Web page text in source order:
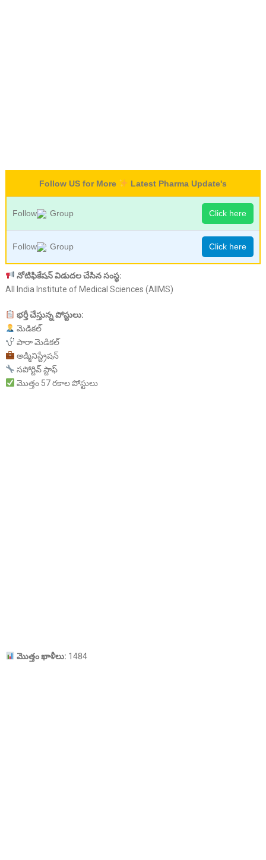
Follow US for More Latest Pharma Update's
Follow Group Click here
Follow Group Click here
నోటిఫికేషన్విడుదలచేసినసంస్థ:
All India Institute of Medical Sciences (AIIMS)
భర్తీచేస్తున్నపోస్టులు:
మెడికల్
పారా మెడికల్
అడ్మినిస్ట్రేషన్
సపోర్టివ్ స్టాఫ్
మొత్తం 57 రకాల పోస్టులు
మొత్తంఖాళీలు: 1484